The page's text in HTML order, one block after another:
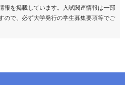
報を掲載しています。入試関連情報は一部
ので、必ず大学発行の学生募集要項等でご